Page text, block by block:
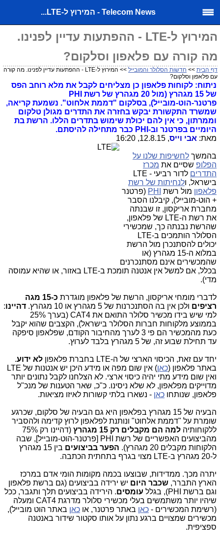
Telecom News - המירוץ ל-LTE...
המירוץ ל-LTE - ההפתעות עדיין לפנינו.
מה קורה עם פלאפון וסלקום?
דף הבית >> חדשות הסלולר והמובייל
>> המירוץ ל-LTE - ההפתעות עדיין לפנינו. מה קורה
עם פלאפון וסלקום?
ניתוח: לקוחות פלאפון כן מצליחים לקבל את מלא רוחב הפס
של 15 מגהרץ (מול 20 מגהרץ של רשת PHI
פרטנר-הוט-מובייל), בסלקום "דממת אלחוט". נשמעת קריאה,
שמשרד התקשורת יבקש בחזרה את התדרים מגולן טלקום
וממרתון, כי אין להם יכולת שימוש בתדרים הללו. הרשת בת
היומיים בפרטנר וב-PHI כבר מתחילה להיסתם.
מאת: אבי וייס, 12.8.15, 16:20
בהמשך לחשיפות שלנו על
הפלופ שסיים את מכרז
התדרים
לדור רביעי - LTE
בישראל, ולנחיתות של רשת
פלאפון מול רשת PHI (פרטנר
+ הוט-מובייל), קיבלנו הסבר
מחברת אריקסון, זו שבנתה
את רשת ה-LTE של פלאפון,
שהרשת נבנתה כך, שמכשירי
הסלולר הותמכים ב-LTE
יכולים להסתנכרן מול הרשת
במלוא ה-15 מגהרץ (או
שהמכשירים אינם מסתנכרנים
בכלל, אם למשל אין אנטנה תומכת ב-LTE באזור, או שהיא עמוסה
מדי).
לדברי מומחי אריקסון, הרשת של פלאפון מוגדרת
כ-15 מגה
רציפים ולכן אין בה הסתנכרנות של 5 מגהרץ או 10 מגהרץ. דהיינו:
למי שיש בידו מכשיר סלולר התואם את CAT4 (בערך 25%
בממוצע מלקוחות חברות הסלולר בישראל), הקצבים שהוא יקבל
כעת מהמכשיר הם פי 3 לערך מהחיבור הקודם, שפלאפון סיפקה
עד תחילת שבוע זה, של 5 מגהרץ בלבד לערוץ.
יחד עם זאת, הכיסוי הארצי של ה-LTE בחברת פלאפון לא ידוע.
באתר פלאפון (כאן
) אין שום מפה או מידע היכן יש אנטנות של LTE
ואין שום מידע מתי יהיה כיסוי ארצי. לא הצלחנו לקבל נתונים יותר
מדוייקים מפלאפון, לא שלא ניסינו. כ"כ, שאר הטענות של מנכ"ל
פלאפון, שנותחו כאן - נשארו בלתי קשורות לאיזו מציאות.
הבעיה של 15 מגהרץ בפלאפון היא גם הבעיה של סלקום, שכרגע
שומרת על "דממת אלחוט" ונותנת לפלאפון לרוץ קדימה ולהסביר
ללקוחותיה למה הם מקבלים רק 15 מגהרץ
(דהיינו רק 75%
מהביצועים האפשריים של רשת PHI [פרטנר-הוט-מובייל], שבה
הלקוחות מקבלים 20 מגהרץ).
הפער בביצועים
בין 15 מגהרץ
ל-20 מגהרץ ב-LTE מצוי בגרף בתחתית הכתבה.
יתרה מכך. ממדידות, שבוצעו בכמה מקומות הומי אדם במרכז
הארץ התברר, שכבר היום יש ירידה בביצועים (גם ברשת פלאפון
וגם ברשת PHI), בגלל
עומסים. הירידה בביצועים תלך ותגבר, ככל
שיהיו יותר משתמשים בעלי מכשירי סלולר מדרגת CAT4 ומעלה
(רשימת המכשירים - כאן באתר פרטנר, או כאן באתר הוט מובייל),
מכשירים שמצויים ברגע נתון על אותו סקטור שידור באנטנה
ספציפית.